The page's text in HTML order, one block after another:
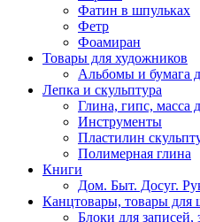
Фатин в шпульках
Фетр
Фоамиран
Товары для художников
Альбомы и бумага
Лепка и скульптура
Глина, гипс, масса
Инструменты
Пластилин
Полимерная глина
Книги
Дом. Быт. Досуг.
Канцтовары, товары для
Блоки для записей,